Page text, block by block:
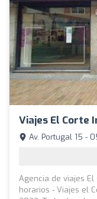
Viajes El Corte
Av. Portugal 15 -
Agencia de viajes El
horarios - Viajes el